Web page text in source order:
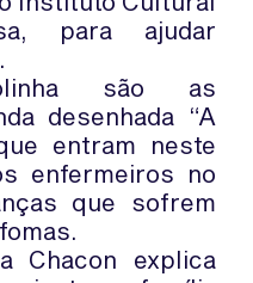
para ajudar
são as
desenhada “A
entram neste
enfermeiros no
que sofrem
Chacon explica